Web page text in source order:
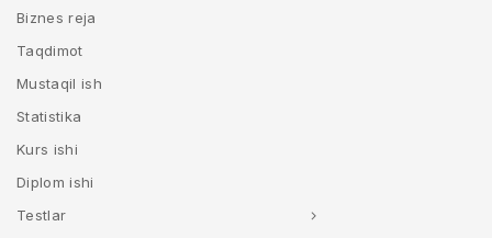
Biznes reja
Taqdimot
Mustaqil ish
Statistika
Kurs ishi
Diplom ishi
Testlar